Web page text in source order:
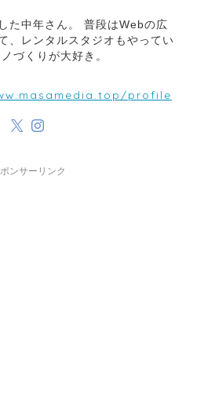
た中年さん。 普段はWebの広
、レンタルスタジオもやってい
づくりが大好き。
profile
ンサーリンク